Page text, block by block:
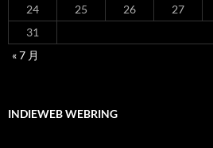
24
25 26 27
31
« 7 月
INDIEWEB WEBRING